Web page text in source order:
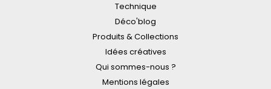
Technique
Déco'blog
Produits & Collections
Idées créatives
Qui sommes-nous ?
Mentions légales